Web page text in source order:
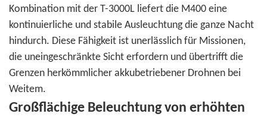
Kombination mit der T-3000L liefert die M400 eine
kontinuierliche und stabile Ausleuchtung die ganze Nacht
hindurch. Diese Fähigkeit ist unerlässlich für Missionen,
die uneingeschränkte Sicht erfordern und übertrifft die
Grenzen herkömmlicher akkubetriebener Drohnen bei
Weitem.
Großflächige Beleuchtung von erhöhten